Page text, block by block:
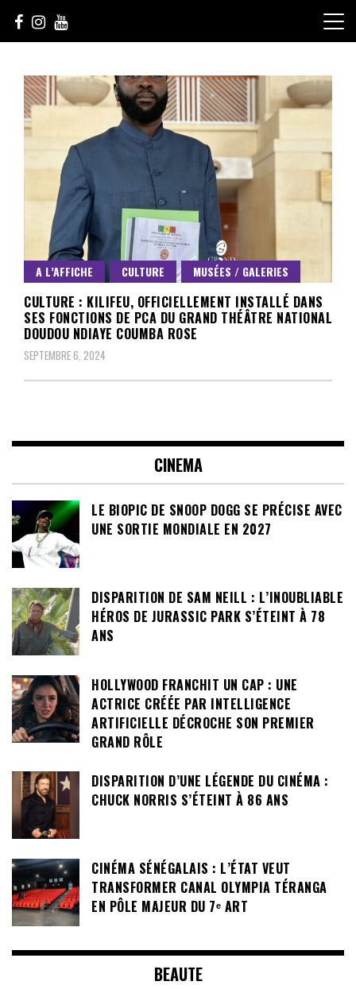
content
sunuculture
A L’AFFICHE CULTURE MUSÉES / GALERIES
CULTURE : KILIFEU, OFFICIELLEMENT INSTALLÉ DANS
SES FONCTIONS DE PCA DU GRAND THÉÂTRE NATIONAL
DOUDOU NDIAYE COUMBA ROSE
SEPTEMBRE 6, 2024
CINEMA
LE BIOPIC DE SNOOP DOGG SE PRÉCISE AVEC
UNE SORTIE MONDIALE EN 2027
DISPARITION DE SAM NEILL : L’INOUBLIABLE
HÉROS DE JURASSIC PARK S’ÉTEINT À 78
ANS
HOLLYWOOD FRANCHIT UN CAP : UNE
ACTRICE CRÉÉE PAR INTELLIGENCE
ARTIFICIELLE DÉCROCHE SON PREMIER
GRAND RÔLE
DISPARITION D’UNE LÉGENDE DU CINÉMA :
CHUCK NORRIS S’ÉTEINT À 86 ANS
CINÉMA SÉNÉGALAIS : L’ÉTAT VEUT
TRANSFORMER CANAL OLYMPIA TÉRANGA
EN PÔLE MAJEUR DU 7ᵉ ART
BEAUTE